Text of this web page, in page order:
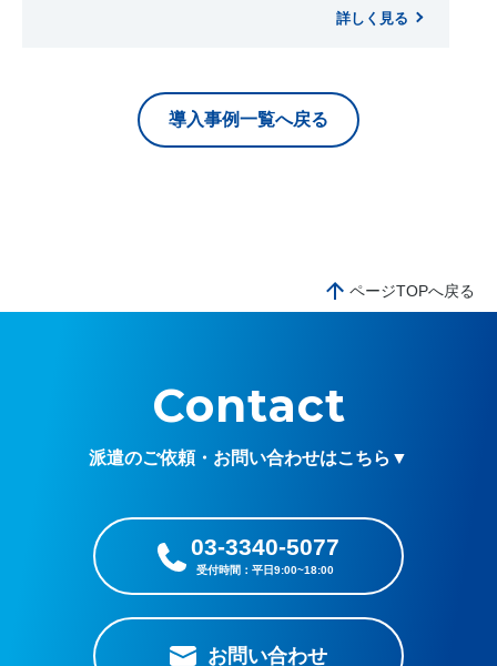
詳しく見る
導入事例一覧へ戻る
ページTOPへ戻る
Contact
派遣のご依頼・お問い合わせはこちら▼
03-3340-5077
お問い合わせ